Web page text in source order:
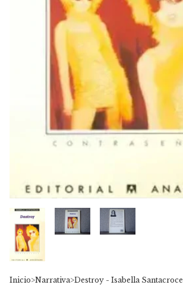
Inicio>Narrativa>Destroy - Isabella Santacroce